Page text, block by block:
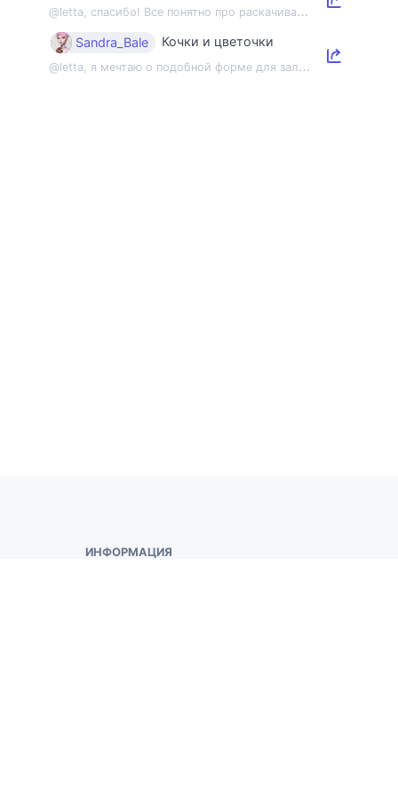
@
letta, спасибо! Все понятно про раскачивание пленэрной мышцы, но напомнить об э...
Sandra_Bale Кочки и цветочки
@
letta, я мечтаю о подобной форме для зала 😂
ИНФОРМАЦИЯ